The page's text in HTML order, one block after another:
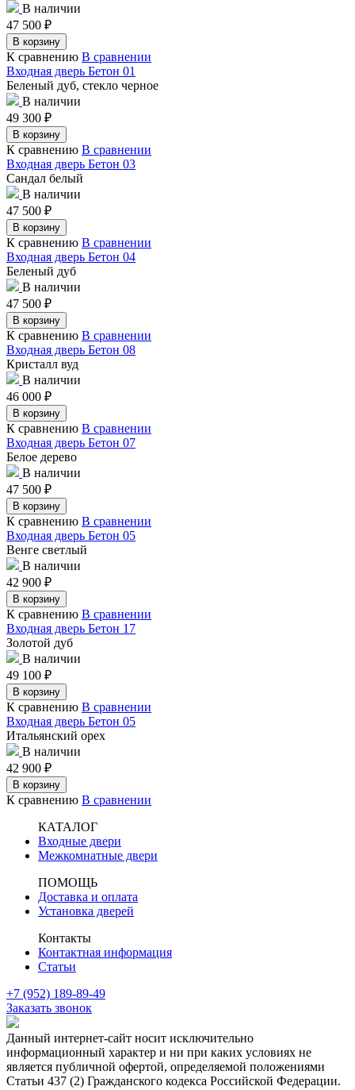
В наличии
47 500 ₽
В корзину
К сравнению В сравнении
Входная дверь Бетон 01
Беленый дуб, стекло черное
В наличии
49 300 ₽
В корзину
К сравнению В сравнении
Входная дверь Бетон 03
Сандал белый
В наличии
47 500 ₽
В корзину
К сравнению В сравнении
Входная дверь Бетон 04
Беленый дуб
В наличии
47 500 ₽
В корзину
К сравнению В сравнении
Входная дверь Бетон 08
Кристалл вуд
В наличии
46 000 ₽
В корзину
К сравнению В сравнении
Входная дверь Бетон 07
Белое дерево
В наличии
47 500 ₽
В корзину
К сравнению В сравнении
Входная дверь Бетон 05
Венге светлый
В наличии
42 900 ₽
В корзину
К сравнению В сравнении
Входная дверь Бетон 17
Золотой дуб
В наличии
49 100 ₽
В корзину
К сравнению В сравнении
Входная дверь Бетон 05
Итальянский орех
В наличии
42 900 ₽
В корзину
К сравнению В сравнении
КАТАЛОГ
Входные двери
Межкомнатные двери
ПОМОЩЬ
Доставка и оплата
Установка дверей
Контакты
Контактная информация
Статьи
+7 (952) 189-89-49
Заказать звонок
Данный интернет-сайт носит исключительно
информационный характер и ни при каких условиях не
является публичной офертой, определяемой положениями
Статьи 437 (2) Гражданского кодекса Российской Федерации.